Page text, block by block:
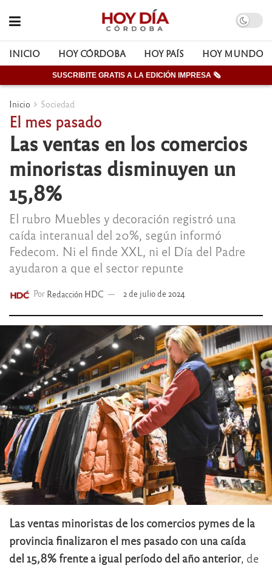
INICIO HOY CÓRDOBA HOY PAÍS HOY MUNDO
SUSCRIBITE GRATIS A LA EDICIÓN IMPRESA 🗞
Inicio Sociedad
El mes pasado
Las ventas en los comercios
minoristas disminuyen un
15,8%
El rubro Muebles y decoración registró una
caída interanual del 20%, según informó
Fedecom. Ni el finde XXL, ni el Día del Padre
ayudaron a que el sector repunte
Por Redacción HDC 2 de julio de 2024
Las ventas minoristas de los comercios pymes de la
provincia finalizaron el mes pasado con una caída
del 15,8% frente a igual período del año anterior, de